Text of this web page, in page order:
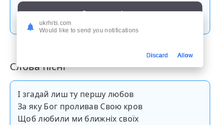
Скачати пісню
Слова пісні
І згадай лиш ту першу любов
За яку Бог проливав Свою кров
Щоб любили ми ближніх своїх
ukrhits.com
Would like to send you notifications
Discard Allow